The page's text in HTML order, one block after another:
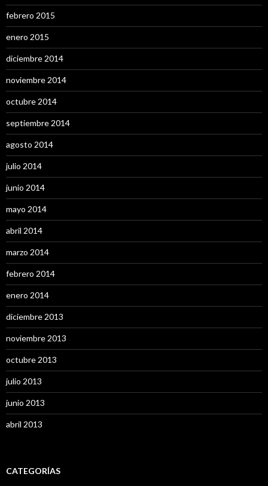
febrero 2015
enero 2015
diciembre 2014
noviembre 2014
octubre 2014
septiembre 2014
agosto 2014
julio 2014
junio 2014
mayo 2014
abril 2014
marzo 2014
febrero 2014
enero 2014
diciembre 2013
noviembre 2013
octubre 2013
julio 2013
junio 2013
abril 2013
CATEGORÍAS